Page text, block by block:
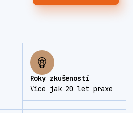
Roky zkušeností
Více jak 20 let praxe